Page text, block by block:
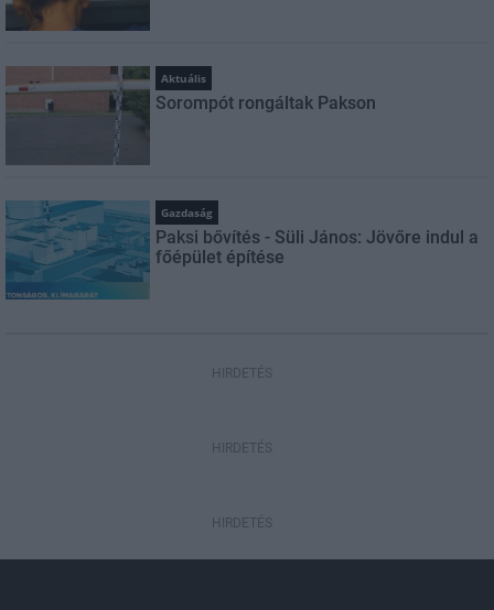
Aktuális
Sorompót rongáltak Pakson
Gazdaság
Paksi bővítés - Süli János: Jövőre indul a
főépület építése
HIRDETÉS
HIRDETÉS
HIRDETÉS